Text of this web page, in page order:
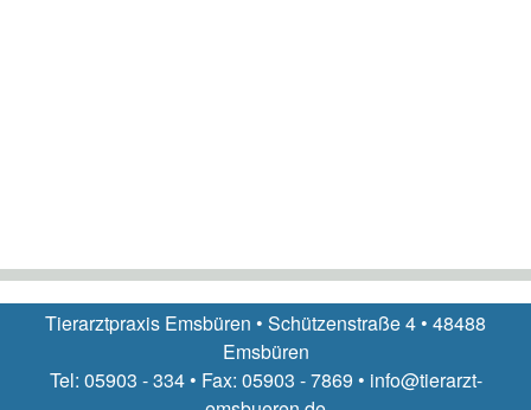
Tierarztpraxis Emsbüren • Schützenstraße 4 • 48488
Emsbüren
Tel: 05903 - 334 • Fax: 05903 - 7869 • info@tierarzt-